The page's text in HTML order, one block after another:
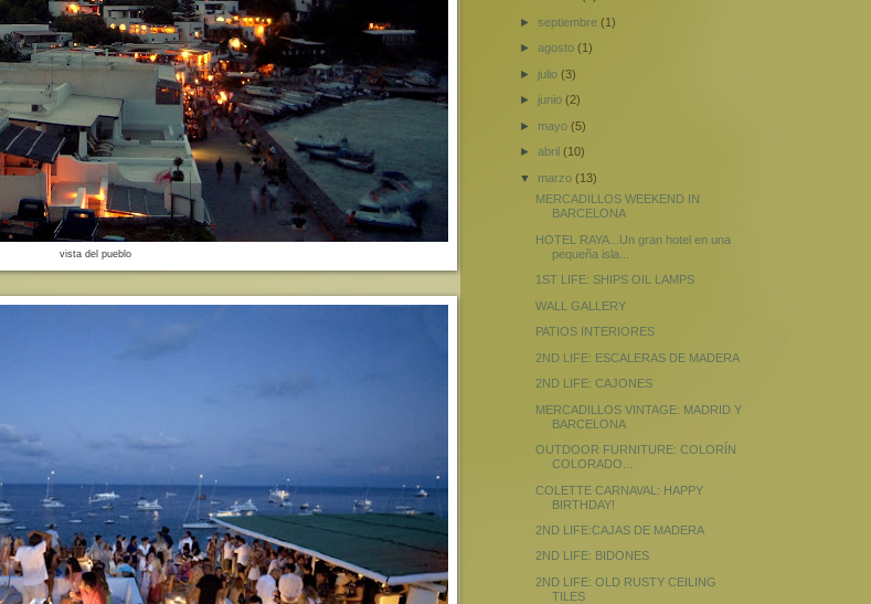
vista del pueblo
►septiembre(1)
►agosto(1)
► julio(3)
► junio(2)
► mayo(5)
►abril(10)
▼ marzo(13)
MERCADILLOS WEEKEND IN
BARCELONA
HOTEL RAYA...Un gran hotel en una
pequeña isla...
1ST LIFE: SHIPS OIL LAMPS
WALL GALLERY
PATIOS INTERIORES
2ND LIFE: ESCALERAS DE MADERA
2ND LIFE: CAJONES
MERCADILLOS VINTAGE: MADRID Y
BARCELONA
OUTDOOR FURNITURE: COLORÍN
COLORADO...
COLETTE CARNAVAL: HAPPY
BIRTHDAY!
2ND LIFE:CAJAS DE MADERA
2ND LIFE: BIDONES
2ND LIFE: OLD RUSTY CEILING
TILES